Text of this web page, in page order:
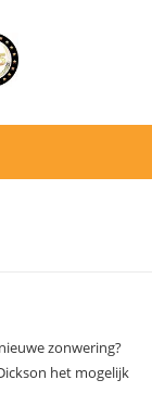
zonwering?
het mogelijk